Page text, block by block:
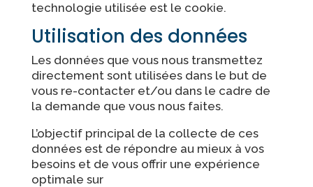
technologie utilisée est le cookie.
Utilisation des données
Les données que vous nous transmettez
directement sont utilisées dans le but de
vous re-contacter et/ou dans le cadre de
la demande que vous nous faites.
L’objectif principal de la collecte de ces
données est de répondre au mieux à vos
besoins et de vous offrir une expérience
optimale sur